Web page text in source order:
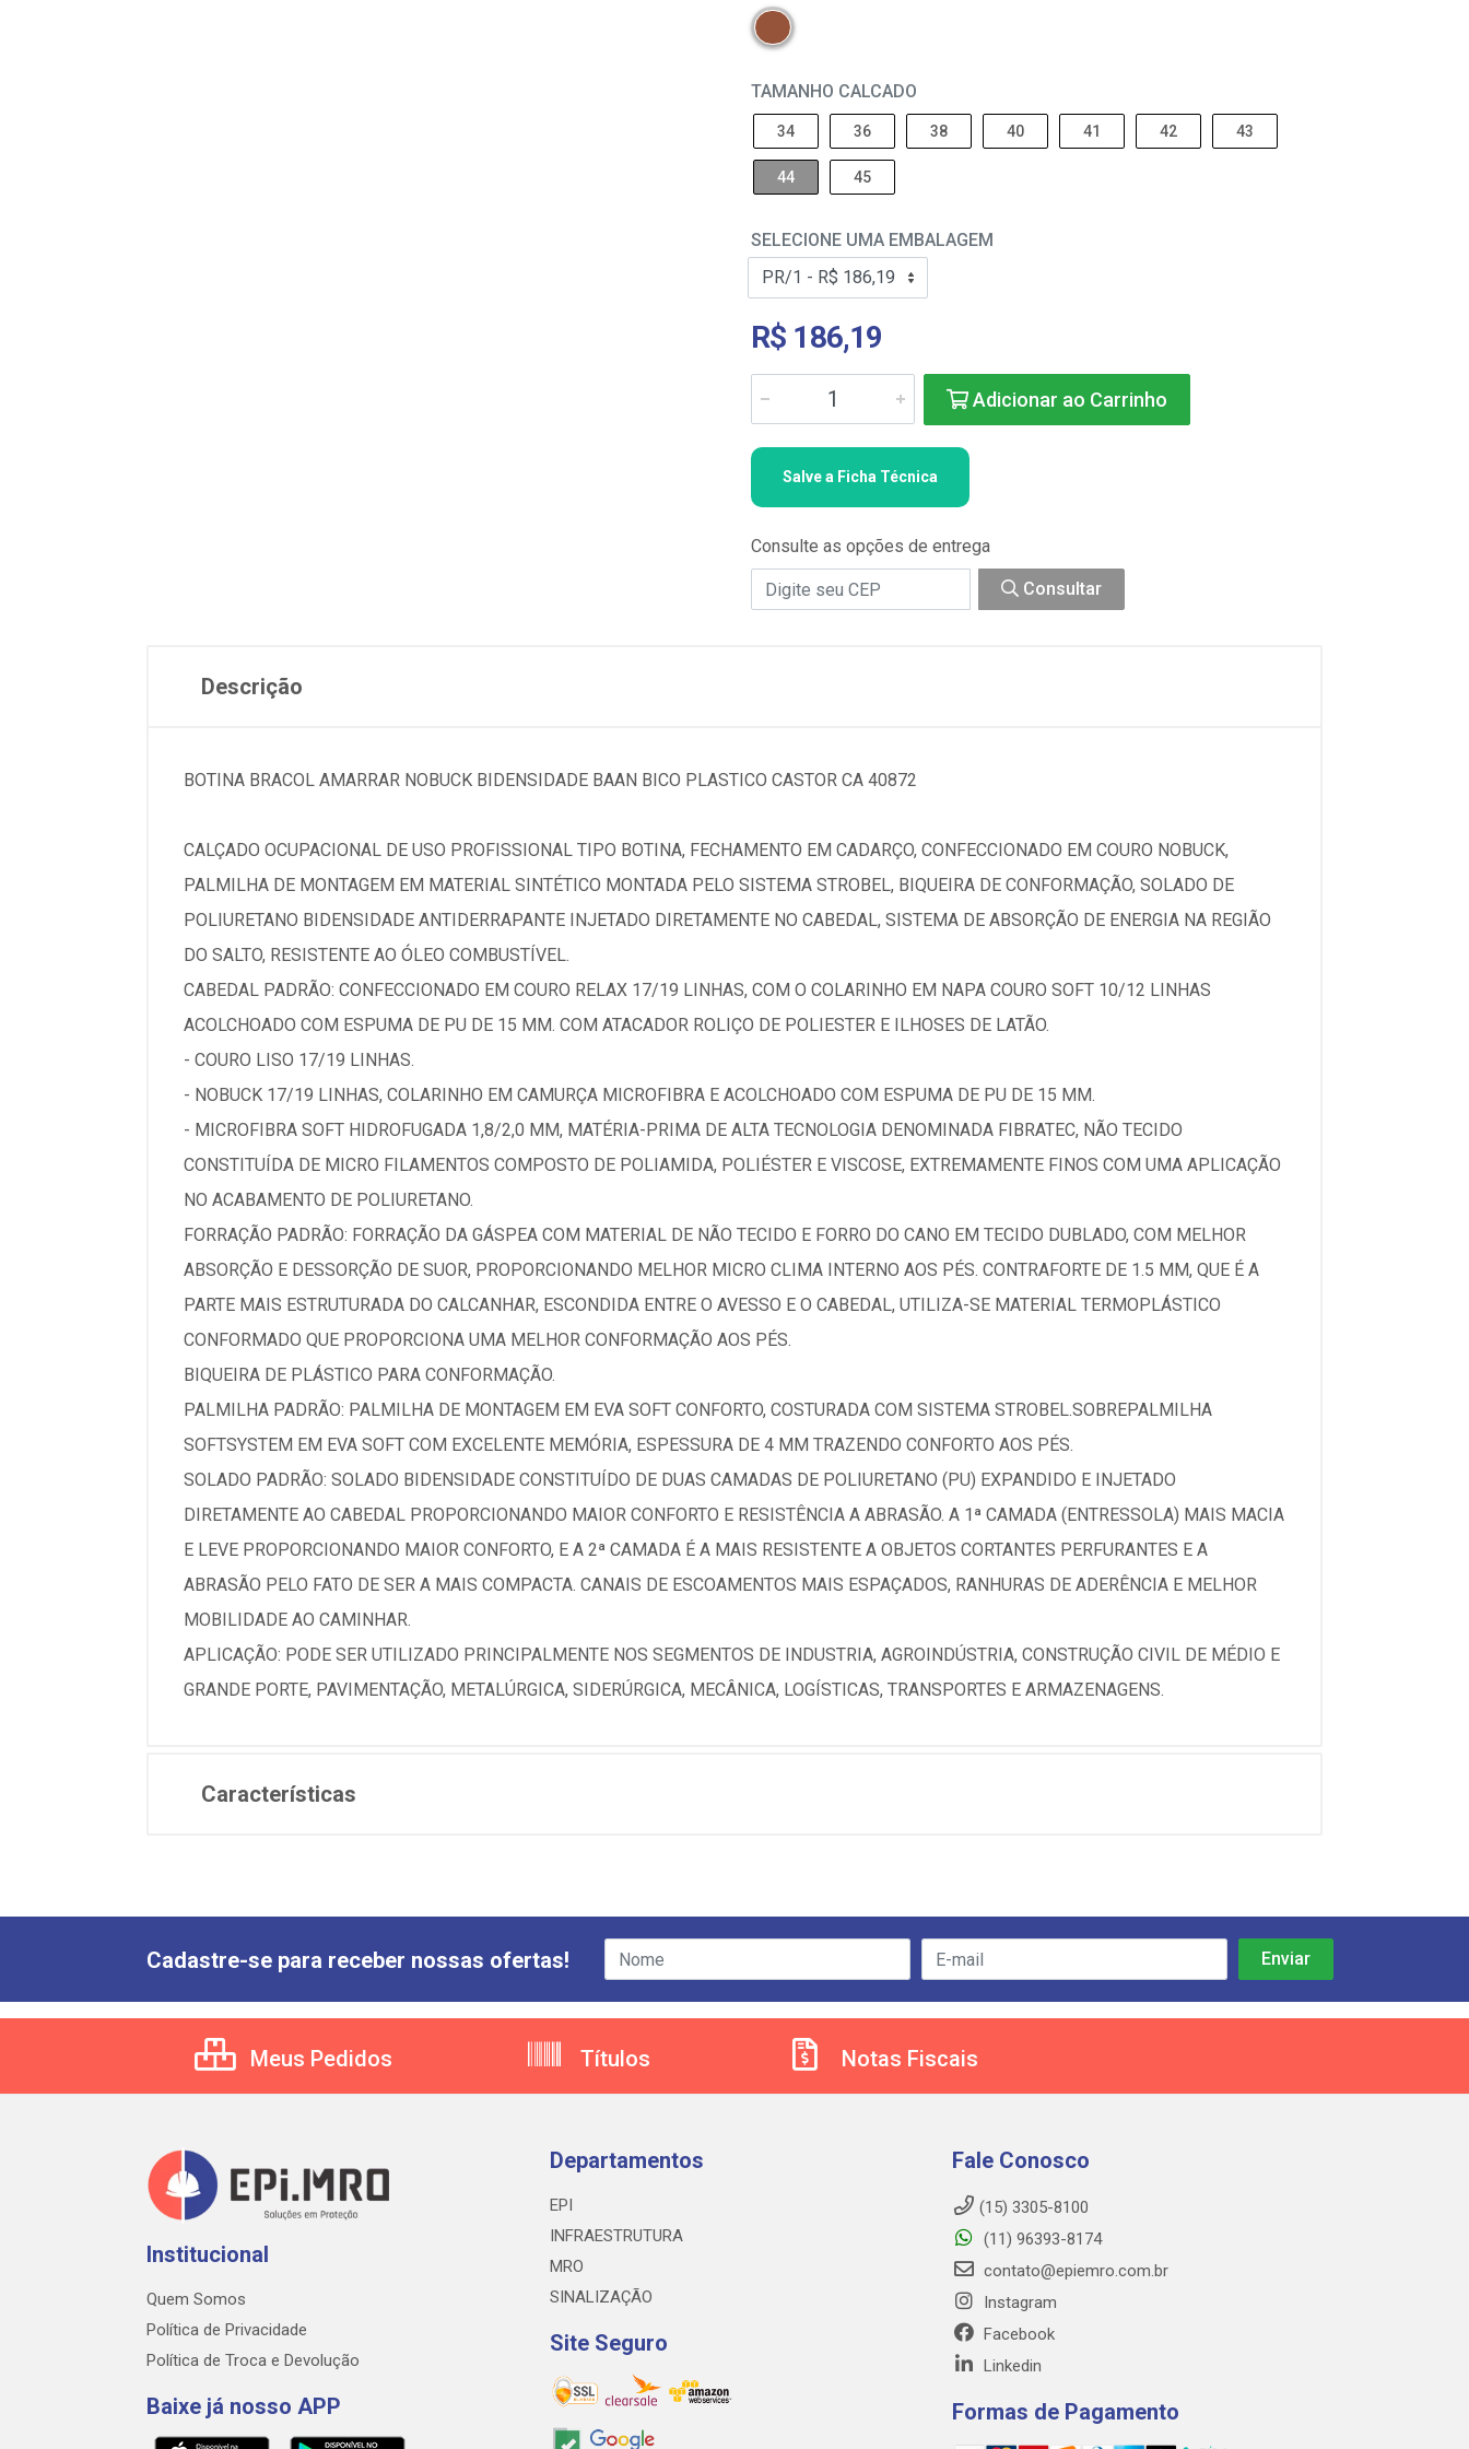
TAMANHO CALCADO
34 36 38 40 41 42 43
44 45
SELECIONE UMA EMBALAGEM
R$ 186,19
Adicionar ao Carrinho
Salve a Ficha Técnica
Consulte as opções de entrega
Consultar
Descrição
BOTINA BRACOL AMARRAR NOBUCK BIDENSIDADE BAAN BICO PLASTICO CASTOR CA 40872
CALÇADO OCUPACIONAL DE USO PROFISSIONAL TIPO BOTINA, FECHAMENTO EM CADARÇO, CONFECCIONADO EM COURO NOBUCK,
PALMILHA DE MONTAGEM EM MATERIAL SINTÉTICO MONTADA PELO SISTEMA STROBEL, BIQUEIRA DE CONFORMAÇÃO, SOLADO DE
POLIURETANO BIDENSIDADE ANTIDERRAPANTE INJETADO DIRETAMENTE NO CABEDAL, SISTEMA DE ABSORÇÃO DE ENERGIA NA REGIÃO
DO SALTO, RESISTENTE AO ÓLEO COMBUSTÍVEL.
CABEDAL PADRÃO: CONFECCIONADO EM COURO RELAX 17/19 LINHAS, COM O COLARINHO EM NAPA COURO SOFT 10/12 LINHAS
ACOLCHOADO COM ESPUMA DE PU DE 15 MM. COM ATACADOR ROLIÇO DE POLIESTER E ILHOSES DE LATÃO.
- COURO LISO 17/19 LINHAS.
- NOBUCK 17/19 LINHAS, COLARINHO EM CAMURÇA MICROFIBRA E ACOLCHOADO COM ESPUMA DE PU DE 15 MM.
- MICROFIBRA SOFT HIDROFUGADA 1,8/2,0 MM, MATÉRIA-PRIMA DE ALTA TECNOLOGIA DENOMINADA FIBRATEC, NÃO TECIDO
CONSTITUÍDA DE MICRO FILAMENTOS COMPOSTO DE POLIAMIDA, POLIÉSTER E VISCOSE, EXTREMAMENTE FINOS COM UMA APLICAÇÃO
NO ACABAMENTO DE POLIURETANO.
FORRAÇÃO PADRÃO: FORRAÇÃO DA GÁSPEA COM MATERIAL DE NÃO TECIDO E FORRO DO CANO EM TECIDO DUBLADO, COM MELHOR
ABSORÇÃO E DESSORÇÃO DE SUOR, PROPORCIONANDO MELHOR MICRO CLIMA INTERNO AOS PÉS. CONTRAFORTE DE 1.5 MM, QUE É A
PARTE MAIS ESTRUTURADA DO CALCANHAR, ESCONDIDA ENTRE O AVESSO E O CABEDAL, UTILIZA-SE MATERIAL TERMOPLÁSTICO
CONFORMADO QUE PROPORCIONA UMA MELHOR CONFORMAÇÃO AOS PÉS.
BIQUEIRA DE PLÁSTICO PARA CONFORMAÇÃO.
PALMILHA PADRÃO: PALMILHA DE MONTAGEM EM EVA SOFT CONFORTO, COSTURADA COM SISTEMA STROBEL.SOBREPALMILHA
SOFTSYSTEM EM EVA SOFT COM EXCELENTE MEMÓRIA, ESPESSURA DE 4 MM TRAZENDO CONFORTO AOS PÉS.
SOLADO PADRÃO: SOLADO BIDENSIDADE CONSTITUÍDO DE DUAS CAMADAS DE POLIURETANO (PU) EXPANDIDO E INJETADO
DIRETAMENTE AO CABEDAL PROPORCIONANDO MAIOR CONFORTO E RESISTÊNCIA A ABRASÃO. A 1ª CAMADA (ENTRESSOLA) MAIS MACIA
E LEVE PROPORCIONANDO MAIOR CONFORTO, E A 2ª CAMADA É A MAIS RESISTENTE A OBJETOS CORTANTES PERFURANTES E A
ABRASÃO PELO FATO DE SER A MAIS COMPACTA. CANAIS DE ESCOAMENTOS MAIS ESPAÇADOS, RANHURAS DE ADERÊNCIA E MELHOR
MOBILIDADE AO CAMINHAR.
APLICAÇÃO: PODE SER UTILIZADO PRINCIPALMENTE NOS SEGMENTOS DE INDUSTRIA, AGROINDÚSTRIA, CONSTRUÇÃO CIVIL DE MÉDIO E
GRANDE PORTE, PAVIMENTAÇÃO, METALÚRGICA, SIDERÚRGICA, MECÂNICA, LOGÍSTICAS, TRANSPORTES E ARMAZENAGENS.
Características
Cadastre-se para receber nossas ofertas!
Meus Pedidos Títulos Notas Fiscais
Institucional
Quem Somos
Política de Privacidade
Política de Troca e Devolução
Baixe já nosso APP
Departamentos
EPI
INFRAESTRUTURA
MRO
SINALIZAÇÃO
Site Seguro
Fale Conosco
(15) 3305-8100
(11) 96393-8174
contato@epiemro.com.br
Instagram
Facebook
Linkedin
Formas de Pagamento